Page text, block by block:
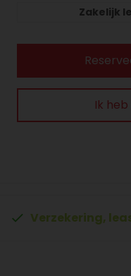
Zakelijk
Ik
Verzekering,